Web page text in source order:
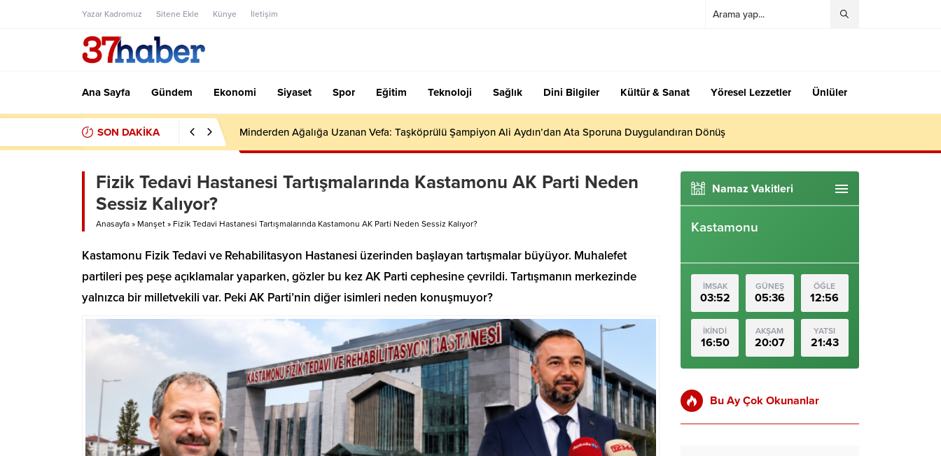
Yazar Kadromuz Sitene Ekle Künye İletişim
Ana Sayfa Gündem Ekonomi Siyaset Spor Eğitim Teknoloji Sağlık Dini Bilgiler Kültür & Sanat Yöresel Lezzetler Ünlüler
SON DAKİKA Minderden Ağalığa Uzanan Vefa: Taşköprülü Şampiyon Ali Aydın’dan Ata Sporuna Duygulandıran Dönüş
Fizik Tedavi Hastanesi Tartışmalarında Kastamonu AK Parti Neden
Sessiz Kalıyor?
Anasayfa » Manşet » Fizik Tedavi Hastanesi Tartışmalarında Kastamonu AK Parti Neden Sessiz Kalıyor?
Kastamonu Fizik Tedavi ve Rehabilitasyon Hastanesi üzerinden başlayan tartışmalar büyüyor. Muhalefet
partileri peş peşe açıklamalar yaparken, gözler bu kez AK Parti cephesine çevrildi. Tartışmanın merkezinde
yalnızca bir milletvekili var. Peki AK Parti’nin diğer isimleri neden konuşmuyor?
Namaz Vakitleri
Kastamonu
İMSAK
03:52
GÜNEŞ
05:36
ÖĞLE
12:56
İKİNDİ
16:50
AKŞAM
20:07
YATSI
21:43
Bu Ay Çok Okunanlar